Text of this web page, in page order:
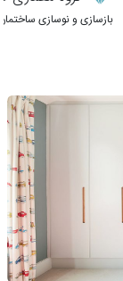
بازسازی و نوسازی